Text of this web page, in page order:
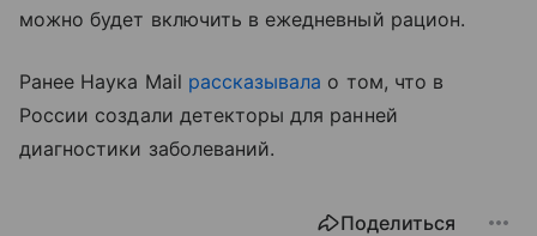
можно будет включить в ежедневный рацион.
Ранее Наука Mail рассказывала о том, что в
России создали детекторы для ранней
диагностики заболеваний.
Поделиться